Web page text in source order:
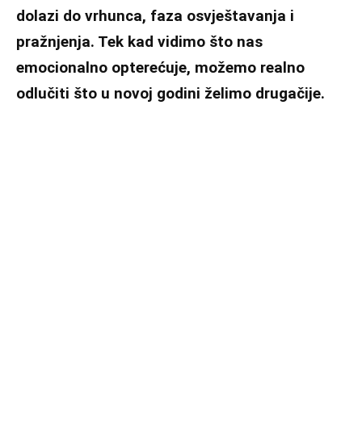
dolazi do vrhunca, faza osvještavanja i
pražnjenja. Tek kad vidimo što nas
emocionalno opterećuje, možemo realno
odlučiti što u novoj godini želimo drugačije.